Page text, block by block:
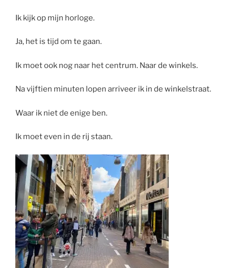
Ik kijk op mijn horloge.
Ja, het is tijd om te gaan.
Ik moet ook nog naar het centrum. Naar de winkels.
Na vijftien minuten lopen arriveer ik in de winkelstraat.
Waar ik niet de enige ben.
Ik moet even in de rij staan.